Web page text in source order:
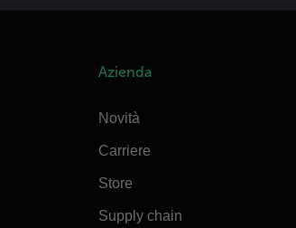
Azienda
Novità
Carriere
Store
Supply chain